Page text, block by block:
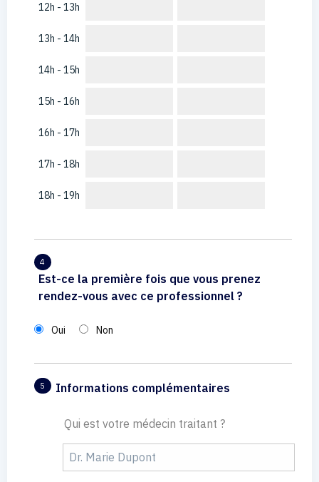
12h - 13h
13h - 14h
14h - 15h
15h - 16h
16h - 17h
17h - 18h
18h - 19h
4
Est-ce la première fois que vous prenez
rendez-vous avec ce professionnel ?
Oui Non
5 Informations complémentaires
Qui est votre médecin traitant ?